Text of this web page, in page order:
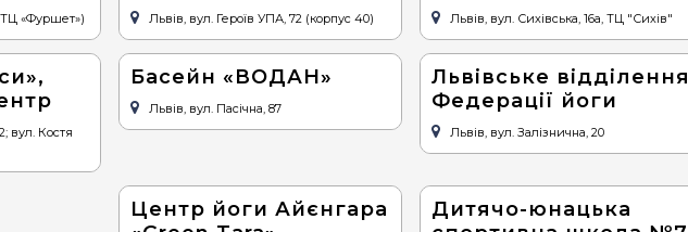
«Фуршет») Львів, вул. Героїв УПА, 72 (корпус 40) Львів, вул. Сихівська, 16a, ТЦ "Сихів"
вул. Костя
Басейн «ВОДАН»
Львів, вул. Пасічна, 87
Львівське відділення
Федерації йоги
Львів, вул. Залізнична, 20
Центр йоги Айєнгара
Дитячо-юнацька